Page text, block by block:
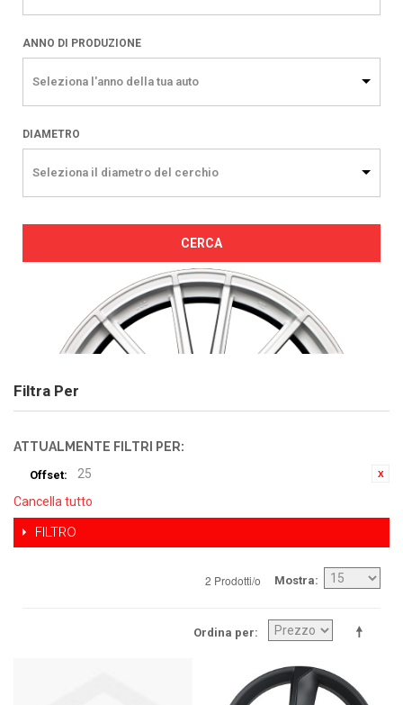
ANNO DI PRODUZIONE
Seleziona l'anno della tua auto
DIAMETRO
Seleziona il diametro del cerchio
CERCA
Filtra Per
ATTUALMENTE FILTRI PER:
Offset:
25
Cancella tutto
FILTRO
2 Prodotti/o Mostra
Ordina per